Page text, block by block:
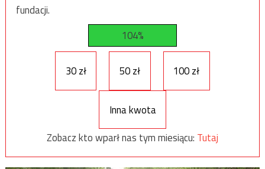
fundacji.
104%
30 zł 50 zł 100 zł
Inna kwota
Zobacz kto wparł nas tym miesiącu: Tutaj